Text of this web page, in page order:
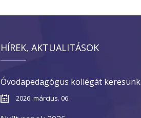
HÍREK, AKTUALITÁSOK
Óvodapedagógus kollégát keresünk
2026. március. 06.